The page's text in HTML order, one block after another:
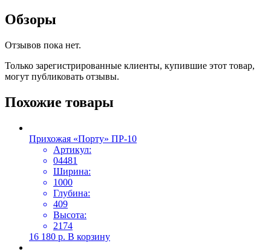
Обзоры
Отзывов пока нет.
Только зарегистрированные клиенты, купившие этот товар,
могут публиковать отзывы.
Похожие товары
Прихожая «Порту» ПР-10
Артикул:
04481
Ширина:
1000
Глубина:
409
Высота:
2174
16 180 р. В корзину